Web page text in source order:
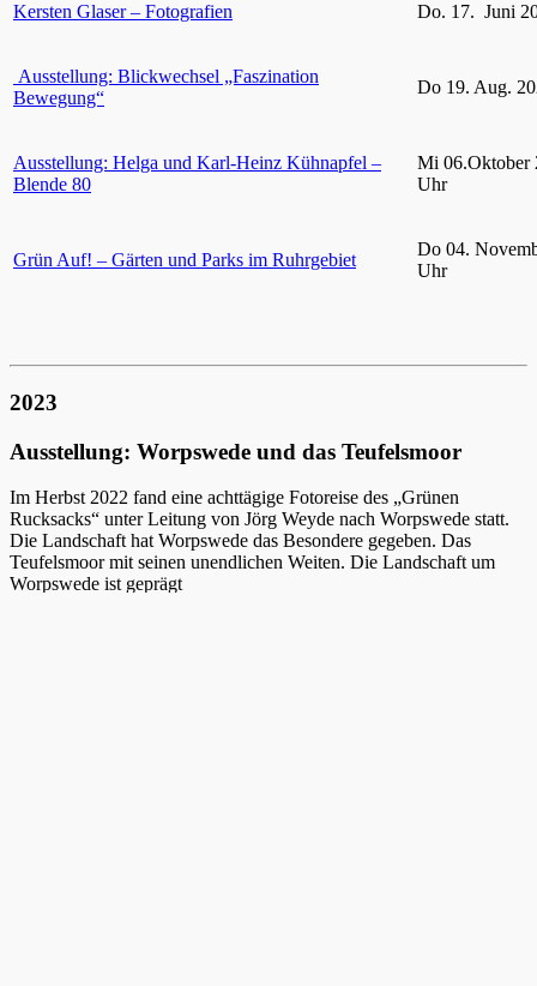
Kersten Glaser – Fotografien Do. 17. Juni
Ausstellung: Blickwechsel „Faszination
Bewegung“
Do 19. Aug.
Ausstellung: Helga und Karl-Heinz Kühnapfel –
Blende 80
Mi 06.Oktober
Uhr
Grün Auf! – Gärten und Parks im Ruhrgebiet
Do 04.
Uhr
2023
Ausstellung: Worpswede und das Teufelsmoor
Im Herbst 2022 fand eine achttägige Fotoreise des „Grünen
Rucksacks“ unter Leitung von Jörg Weyde nach Worpswede statt.
Die Landschaft hat Worpswede das Besondere gegeben. Das
Teufelsmoor mit seinen unendlichen Weiten. Die Landschaft um
Worpswede ist geprägt